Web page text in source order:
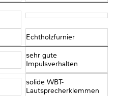
Echtholzfurnier
sehr gute
Impulsverhalten
solide WBT-
Lautsprecherklemmen